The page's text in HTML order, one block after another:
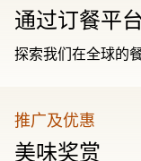
通过订餐平
探索我们在全球的
推广及优惠
美味奖赏